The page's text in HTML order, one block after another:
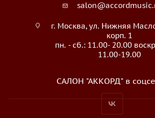
г. Москва, ул. Нижняя
корп. 1
пн. - сб.: 11.00- 20.00
11.00-19.00
САЛОН "АККОРД" в